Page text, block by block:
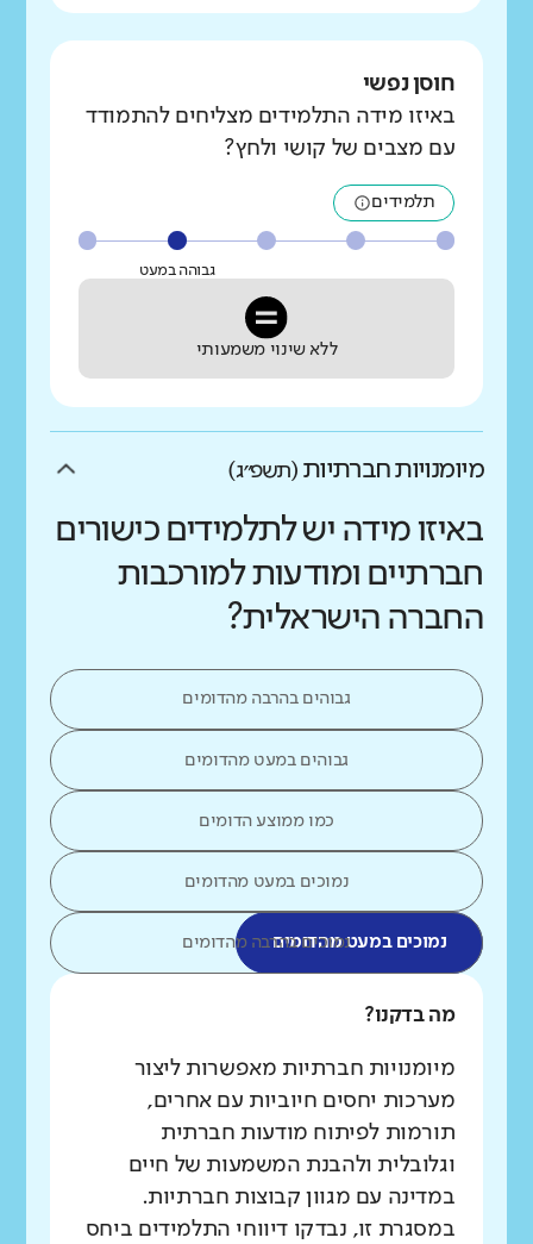
חוסן נפשי
באיזו מידה התלמידים מצליחים להתמודד
עם מצבים של קושי ולחץ?
תלמידים
גבוהה במעט
ללא שינוי משמעותי
מיומנויות חברתיות (תשפ״ג)
באיזו מידה יש לתלמידים כישורים
חברתיים ומודעות למורכבות
החברה הישראלית?
גבוהים בהרבה מהדומים
גבוהים במעט מהדומים
כמו ממוצע הדומים
נמוכים במעט מהדומים
נמוכים במעט מהדומיםנמוכים בהרבה מהדומים
מה בדקנו?
מיומנויות חברתיות מאפשרות ליצור
מערכות יחסים חיוביות עם אחרים,
תורמות לפיתוח מודעות חברתית
וגלובלית ולהבנת המשמעות של חיים
במדינה עם מגוון קבוצות חברתיות.
במסגרת זו, נבדקו דיווחי התלמידים ביחס